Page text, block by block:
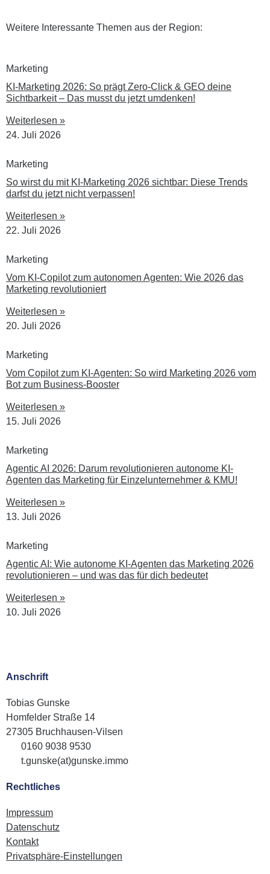
Weitere Interessante Themen aus der Region:
Marketing
KI-Marketing 2026: So prägt Zero-Click & GEO deine
Sichtbarkeit – Das musst du jetzt umdenken!
Weiterlesen »
24. Juli 2026
Marketing
So wirst du mit KI-Marketing 2026 sichtbar: Diese Trends
darfst du jetzt nicht verpassen!
Weiterlesen »
22. Juli 2026
Marketing
Vom KI-Copilot zum autonomen Agenten: Wie 2026 das
Marketing revolutioniert
Weiterlesen »
20. Juli 2026
Marketing
Vom Copilot zum KI-Agenten: So wird Marketing 2026 vom
Bot zum Business-Booster
Weiterlesen »
15. Juli 2026
Marketing
Agentic AI 2026: Darum revolutionieren autonome KI-
Agenten das Marketing für Einzelunternehmer & KMU!
Weiterlesen »
13. Juli 2026
Marketing
Agentic AI: Wie autonome KI-Agenten das Marketing 2026
revolutionieren – und was das für dich bedeutet
Weiterlesen »
10. Juli 2026
Anschrift
Tobias Gunske
Homfelder Straße 14
27305 Bruchhausen-Vilsen
0160 9038 9530
t.gunske(at)gunske.immo
Rechtliches
Impressum
Datenschutz
Kontakt
Privatsphäre-Einstellungen